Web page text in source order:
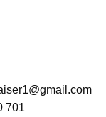
701